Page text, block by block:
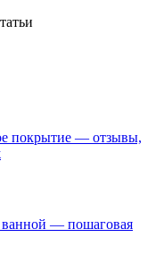
покрытие — отзывы,
ванной — пошаговая